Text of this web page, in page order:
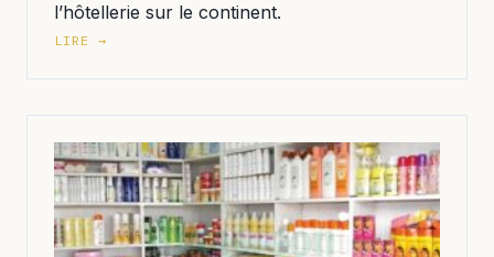
l’hôtellerie sur le continent.
LIRE →